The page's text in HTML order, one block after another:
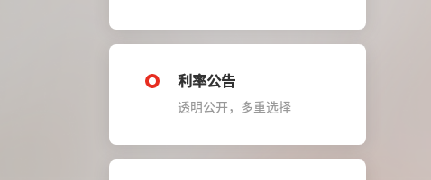
利率公告
透明公开，多重选择